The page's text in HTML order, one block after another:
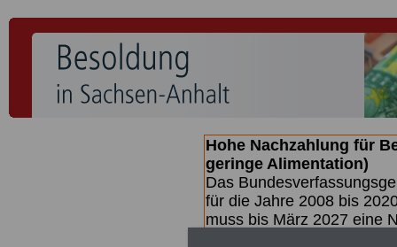
Hohe Nachzahlung für
geringe Alimentation)
Das
für die Jahre 2008 bis
muss bis März 2027 eine